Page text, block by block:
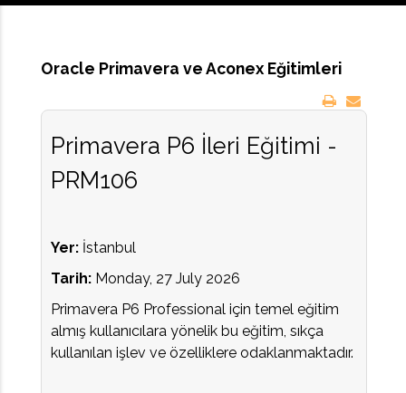
Oracle Primavera ve Aconex Eğitimleri
Primavera P6 İleri Eğitimi -
PRM106
Yer: İstanbul
Tarih: Monday, 27 July 2026
Primavera P6 Professional için temel eğitim
almış kullanıcılara yönelik bu eğitim, sıkça
kullanılan işlev ve özelliklere odaklanmaktadır.